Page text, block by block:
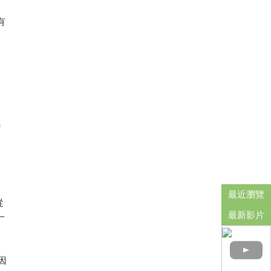
最近瀏覽
最新影片